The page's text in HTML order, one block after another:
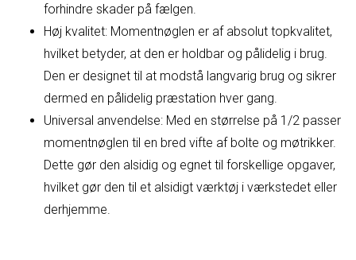
forhindre skader på fælgen.
Høj kvalitet: Momentnøglen er af absolut topkvalitet,
hvilket betyder, at den er holdbar og pålidelig i brug.
Den er designet til at modstå langvarig brug og sikrer
dermed en pålidelig præstation hver gang.
Universal anvendelse: Med en størrelse på 1/2 passer
momentnøglen til en bred vifte af bolte og møtrikker.
Dette gør den alsidig og egnet til forskellige opgaver,
hvilket gør den til et alsidigt værktøj i værkstedet eller
derhjemme.